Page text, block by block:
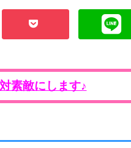
素敵にします♪